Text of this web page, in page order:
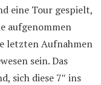
eine Tour gespielt,
aufgenommen
letzten Aufnahmen
sein. Das
sich diese 7″ ins